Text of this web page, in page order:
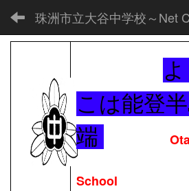
こは能登
端
School